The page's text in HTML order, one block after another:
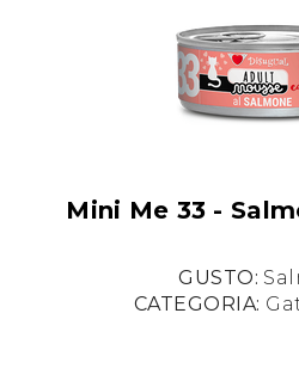
Mini Me 33 -
GUSTO:
CATEGORIA: